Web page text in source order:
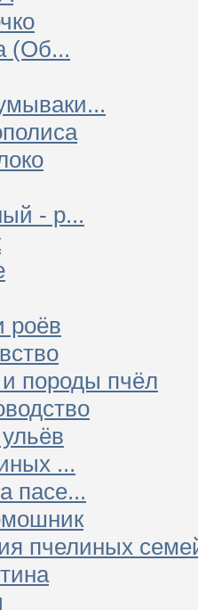
(Об...
- р...
роёв
и породы пчёл
...
пасе...
пчелиных